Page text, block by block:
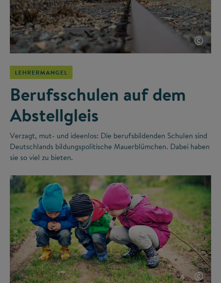
©
LEHRERMANGEL
Berufsschulen auf dem
Abstellgleis
Verzagt, mut- und ideenlos: Die berufsbildenden Schulen sind
Deutschlands bildungspolitische Mauerblümchen. Dabei haben
sie so viel zu bieten.
©